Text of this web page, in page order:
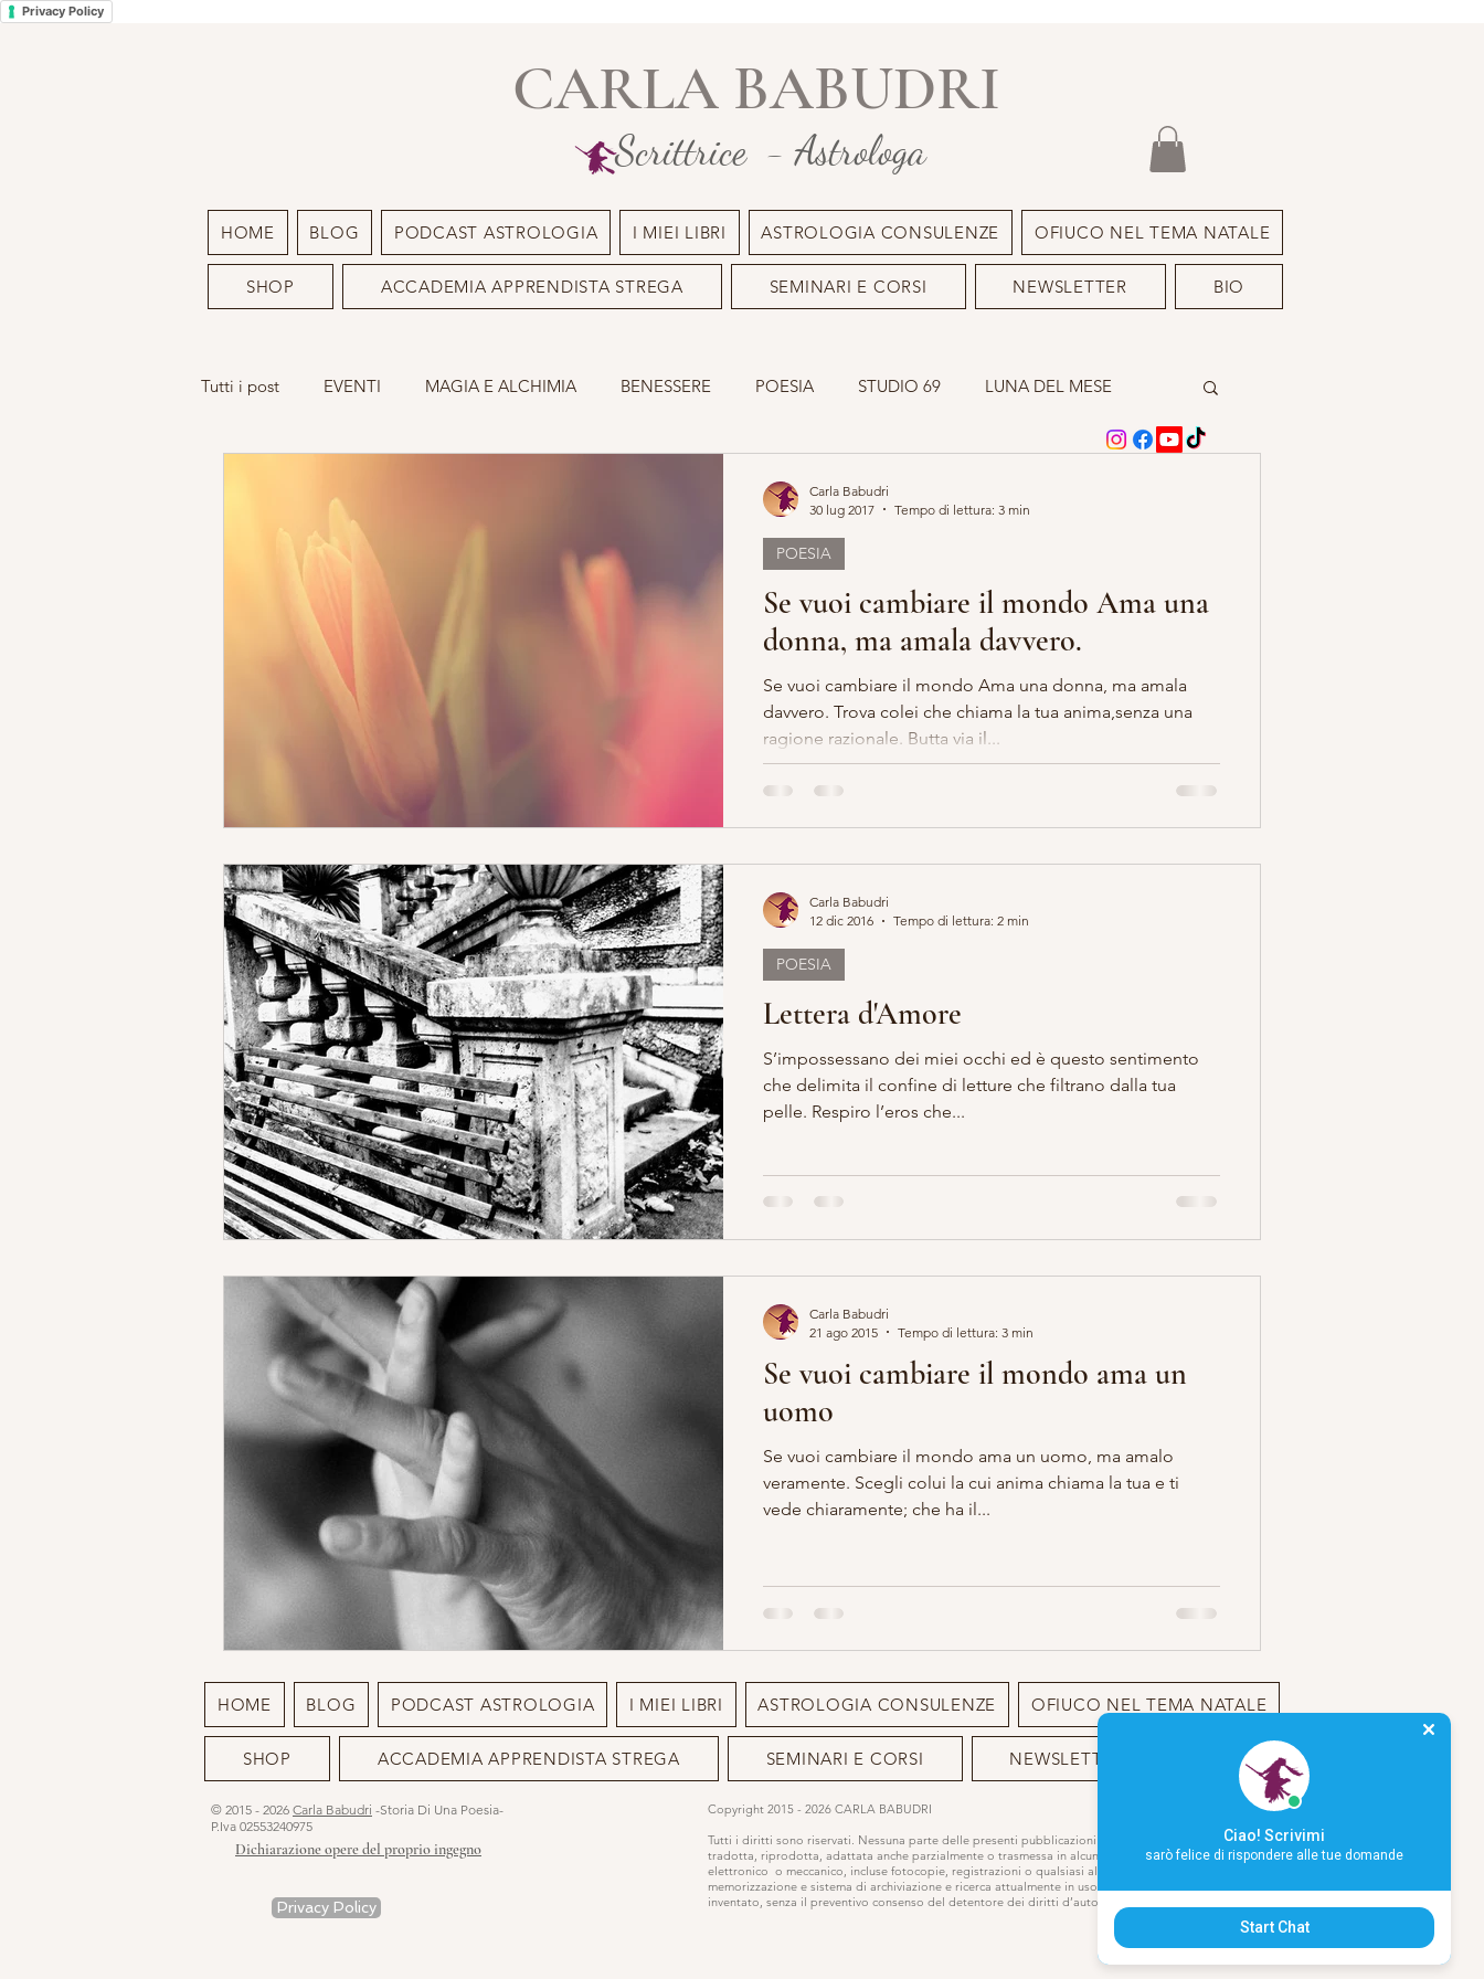
Privacy Policy
CARLA BABUDRI
Scrittrice - Astrologa
HOME BLOG PODCAST ASTROLOGIA I MIEI LIBRI ASTROLOGIA CONSULENZE OFIUCO NEL TEMA NATALE
SHOP ACCADEMIA APPRENDISTA STREGA SEMINARI E CORSI NEWSLETTER BIO
Tutti i post EVENTI MAGIA E ALCHIMIA BENESSERE POESIA STUDIO 69 LUNA DEL MESE
DEIMON ISPIRATORE MISTERO E ARTE MARIA MADDALENA
ACCADEMIA APPRENDISTA STREGA LILLYBET BAMBOLINE STORIA E OCCULTISMO
Se vuoi cambiare il mondo Ama una
donna, ma amala davvero.
Se vuoi cambiare il mondo Ama una donna, ma amala
davvero. Trova colei che chiama la tua anima,senza una
ragione razionale. Butta via il...
POESIA
Carla Babudri
30 lug 2017
Tempo di lettura: 3 min
Lettera d'Amore
S’impossessano dei miei occhi ed è questo sentimento
che delimita il confine di letture che filtrano dalla tua
pelle. Respiro l’eros che...
POESIA
Carla Babudri
12 dic 2016
Tempo di lettura: 2 min
Se vuoi cambiare il mondo ama un
uomo
Se vuoi cambiare il mondo ama un uomo, ma amalo
veramente. Scegli colui la cui anima chiama la tua e ti
vede chiaramente; che ha il...
Carla Babudri
21 ago 2015
Tempo di lettura: 3 min
HOME BLOG PODCAST ASTROLOGIA I MIEI LIBRI ASTROLOGIA CONSULENZE OFIUCO NEL TEMA NATALE
SHOP ACCADEMIA APPRENDISTA STREGA SEMINARI E CORSI NEWSLETTER BIO
© 2015 - 2026 Carla Babudri -Storia Di Una Poesia-
P.Iva 02553240975
Dichiarazione opere del proprio ingegno
Privacy Policy
Copyright 2015 - 2026 CARLA BABUDRI
Tutti i diritti sono riservati. Nessuna parte delle presenti pubblicazioni o sito può essere
tradotta, riprodotta, adattata anche parzialmente o trasmessa in alcun modo,
elettronico o meccanico, incluse fotocopie, registrazioni o qualsiasi altro modo di
memorizzazione e sistema di archiviazione e ricerca attualmente in uso o che verrà
inventato, senza il preventivo consenso del detentore dei diritti d’autore.
Ciao! Scrivimi
sarò felice di rispondere alle tue domande
Start Chat